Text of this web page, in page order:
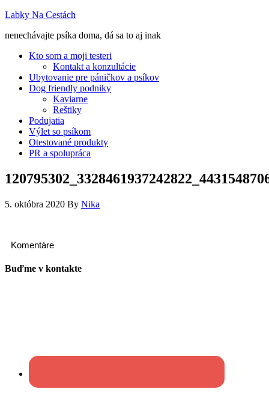
Labky Na Cestách
nenechávajte psíka doma, dá sa to aj inak
Kto som a moji testeri
Kontakt a konzultácie
Ubytovanie pre páničkov a psíkov
Dog friendly podniky
Kaviarne
Reštiky
Podujatia
Výlet so psíkom
Otestované produkty
PR a spolupráca
5. októbra 2020 By Nika
Komentáre
Buďme v kontakte